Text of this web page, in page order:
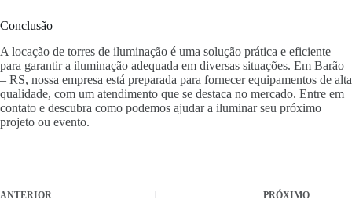
Conclusão
A locação de torres de iluminação é uma solução prática e eficiente
para garantir a iluminação adequada em diversas situações. Em Barão
– RS, nossa empresa está preparada para fornecer equipamentos de alta
qualidade, com um atendimento que se destaca no mercado. Entre em
contato e descubra como podemos ajudar a iluminar seu próximo
projeto ou evento.
ANTERIOR PRÓXIMO